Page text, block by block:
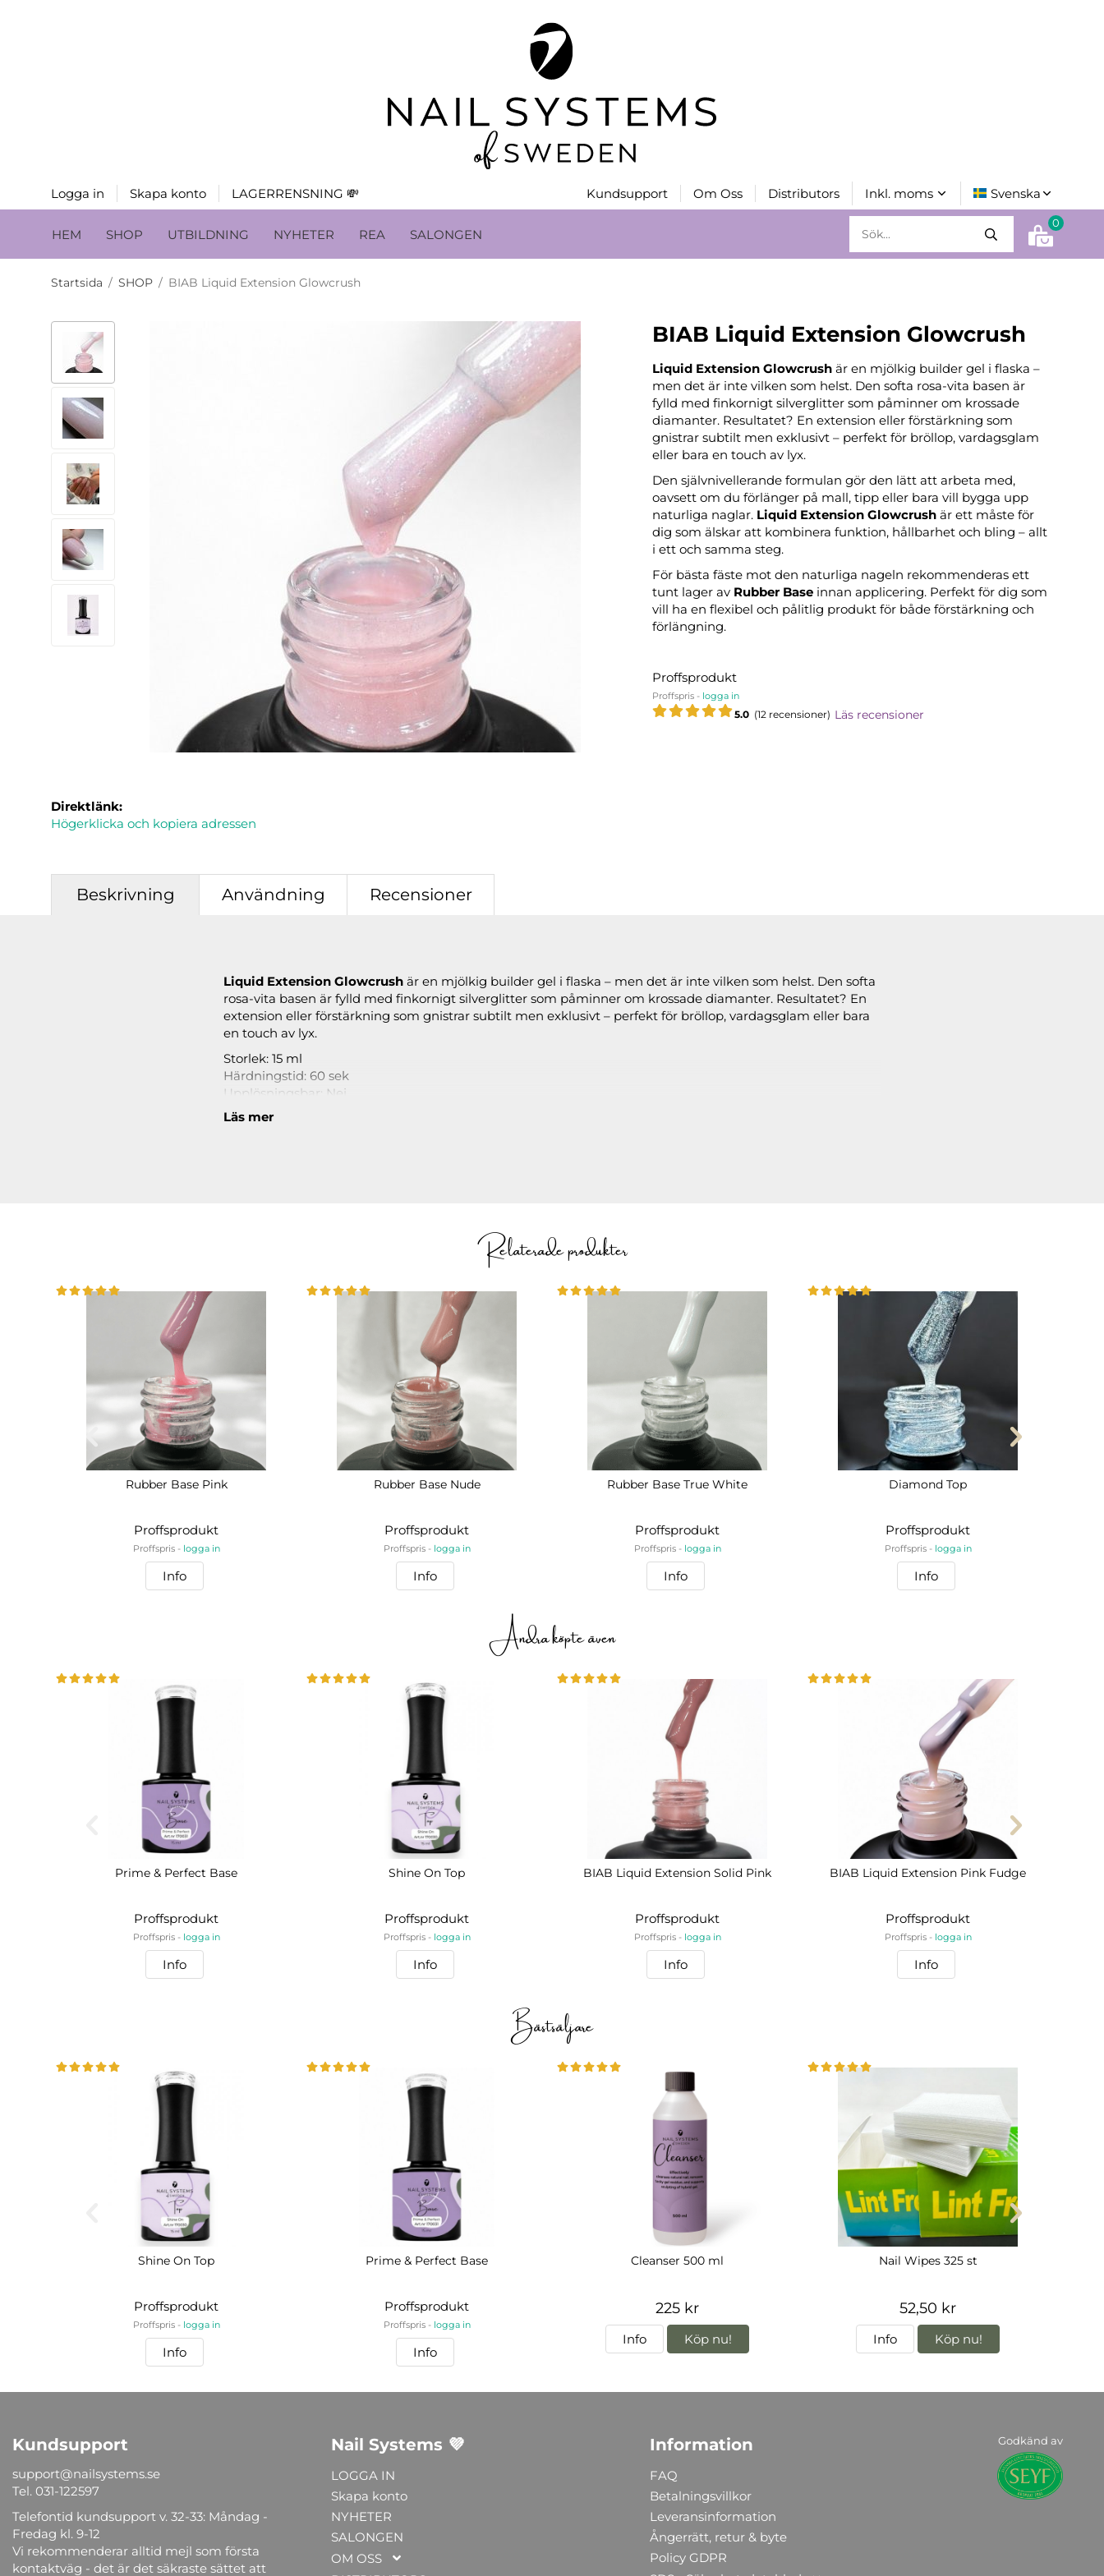
Logga in Skapa konto LAGERRENSNING 💸 Kundsupport Om Oss Distributors
HEM SHOP UTBILDNING NYHETER REA SALONGEN
0
Startsida / SHOP / BIAB Liquid Extension Glowcrush
BIAB Liquid Extension Glowcrush
Liquid Extension Glowcrush är en mjölkig builder gel i flaska –
men det är inte vilken som helst. Den softa rosa-vita basen är
fylld med finkornigt silverglitter som påminner om krossade
diamanter. Resultatet? En extension eller förstärkning som
gnistrar subtilt men exklusivt – perfekt för bröllop, vardagsglam
eller bara en touch av lyx.
Den självnivellerande formulan gör den lätt att arbeta med,
oavsett om du förlänger på mall, tipp eller bara vill bygga upp
naturliga naglar. Liquid Extension Glowcrush är ett måste för
dig som älskar att kombinera funktion, hållbarhet och bling – allt
i ett och samma steg.
För bästa fäste mot den naturliga nageln rekommenderas ett
tunt lager av Rubber Base innan applicering. Perfekt för dig som
vill ha en flexibel och pålitlig produkt för både förstärkning och
förlängning.
Proffsprodukt
Proffspris - logga in
5.0 (12 recensioner) Läs recensioner
Direktlänk:
Högerklicka och kopiera adressen
Beskrivning Användning Recensioner
Liquid Extension Glowcrush är en mjölkig builder gel i flaska – men det är inte vilken som helst. Den softa
rosa-vita basen är fylld med finkornigt silverglitter som påminner om krossade diamanter. Resultatet? En
extension eller förstärkning som gnistrar subtilt men exklusivt – perfekt för bröllop, vardagsglam eller bara
en touch av lyx.
Storlek: 15 ml
Härdningstid: 60 sek
Upplösningsbar: Nej
Läs under
Läs mer
Relaterade produkter
Rubber Base Pink
Proffsprodukt
Proffspris - logga in
Info
Rubber Base Nude
Proffsprodukt
Proffspris - logga in
Info
Rubber Base True White
Proffsprodukt
Proffspris - logga in
Info
Diamond Top
Proffsprodukt
Proffspris - logga in
Info
Andra köpte även
Prime & Perfect Base
Proffsprodukt
Proffspris - logga in
Info
Shine On Top
Proffsprodukt
Proffspris - logga in
Info
BIAB Liquid Extension Solid Pink
Proffsprodukt
Proffspris - logga in
Info
BIAB Liquid Extension Pink Fudge
Proffsprodukt
Proffspris - logga in
Info
Bästsäljare
Shine On Top
Proffsprodukt
Proffspris - logga in
Info
Prime & Perfect Base
Proffsprodukt
Proffspris - logga in
Info
Cleanser 500 ml
225 kr
Info Köp nu!
Nail Wipes 325 st
52,50 kr
Info Köp nu!
Kundsupport
support@nailsystems.se
Tel. 031-122597
Telefontid kundsupport v. 32-33: Måndag -
Fredag kl. 9-12
Vi rekommenderar alltid mejl som första
kontaktväg - det är det säkraste sättet att
Nail Systems 💜
LOGGA IN
Skapa konto
NYHETER
SALONGEN
OM OSS
Information
FAQ
Betalningsvillkor
Leveransinformation
Ångerrätt, retur & byte
Policy GDPR
Godkänd av